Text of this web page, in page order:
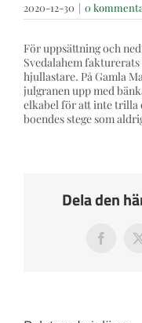
2020-12-30 | 0
För uppsättning och
Svedalahem
hjullastare. På Gamla
julgranen upp med
elkabel för att inte trilla
boendes stege som
Dela den